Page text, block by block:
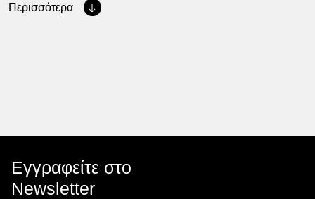
Περισσότερα
Εγγραφείτε στο
Newsletter